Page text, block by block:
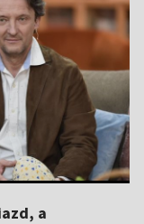
a